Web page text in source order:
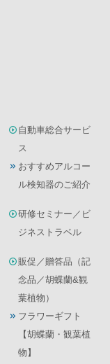
自動車総合サービ
ス
おすすめアルコー
ル検知器のご紹介
研修セミナー／ビ
ジネストラベル
販促／贈答品（記
念品／胡蝶蘭&観
葉植物）
フラワーギフト
【胡蝶蘭・観葉植
物】